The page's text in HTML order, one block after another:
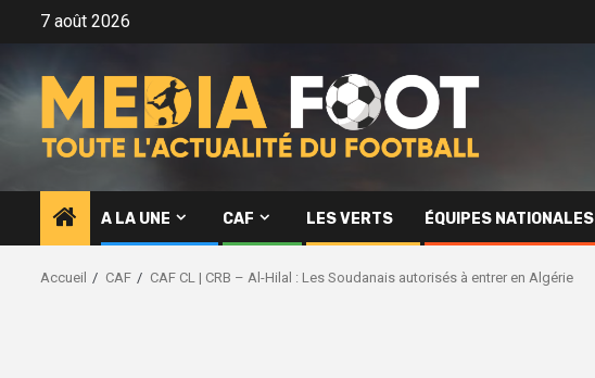
7 août 2026
A LA UNE CAF LES VERTS ÉQUIPES NATIONALES
Accueil CAF CAF CL | CRB – Al-Hilal : Les Soudanais autorisés à entrer en Algérie